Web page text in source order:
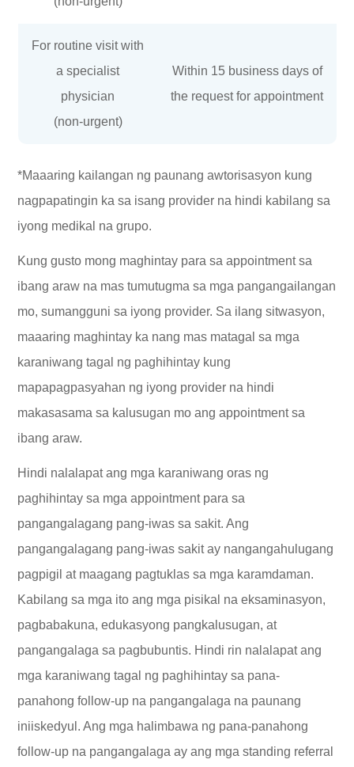
For routine visit with
a specialist
physician
(non-urgent)
Within 15 business days of
the request for appointment
*Maaaring kailangan ng paunang awtorisasyon kung
nagpapatingin ka sa isang provider na hindi kabilang sa
iyong medikal na grupo.
Kung gusto mong maghintay para sa appointment sa
ibang araw na mas tumutugma sa mga pangangailangan
mo, sumangguni sa iyong provider. Sa ilang sitwasyon,
maaaring maghintay ka nang mas matagal sa mga
karaniwang tagal ng paghihintay kung
mapapagpasyahan ng iyong provider na hindi
makasasama sa kalusugan mo ang appointment sa
ibang araw.
Hindi nalalapat ang mga karaniwang oras ng
paghihintay sa mga appointment para sa
pangangalagang pang-iwas sa sakit. Ang
pangangalagang pang-iwas sakit ay nangangahulugang
pagpigil at maagang pagtuklas sa mga karamdaman.
Kabilang sa mga ito ang mga pisikal na eksaminasyon,
pagbabakuna, edukasyong pangkalusugan, at
pangangalaga sa pagbubuntis. Hindi rin nalalapat ang
mga karaniwang tagal ng paghihintay sa pana-
panahong follow-up na pangangalaga na paunang
iniiskedyul. Ang mga halimbawa ng pana-panahong
follow-up na pangangalaga ay ang mga standing referral